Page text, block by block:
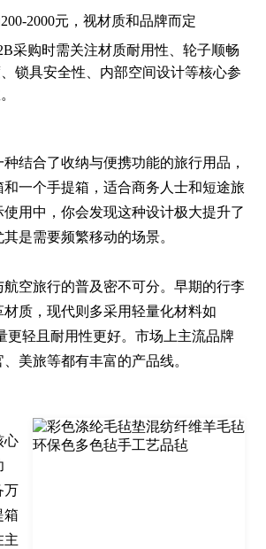
种结合了收纳与便携功能的旅行用品，
一个手提箱，适合商务人士和短途旅
用中，你会发现这种设计极大提升了
是需要频繁移动的场景。
空旅行的普及密不可分。早期的行李
质，现代则多采用轻量化材料如
更轻且耐用性更好。市场上主流品牌
美旅等都有丰富的产品线。
心
万
箱
主
2000元，视材质和品牌而定
采购时需关注材质耐用性、轮子顺畅
、锁具安全性、内部空间设计等核心参